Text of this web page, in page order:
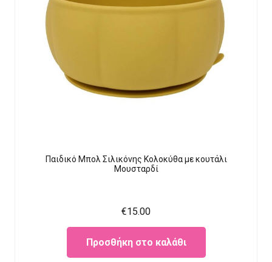
Παιδικό Μπολ Σιλικόνης Κολοκύθα με κουτάλι
Μουσταρδί
€15.00
Προσθήκη στο καλάθι